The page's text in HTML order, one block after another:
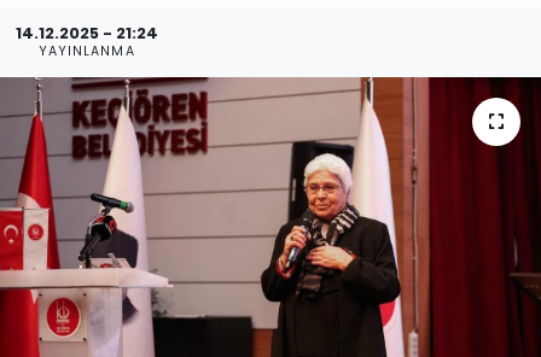
14.12.2025 - 21:24
YAYINLANMA